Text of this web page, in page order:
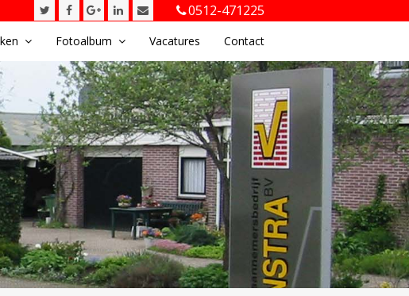
0512-471225
TwitterFacebook
GoogleLinkedIn
E-
Fotoalbum Vacatures Contact